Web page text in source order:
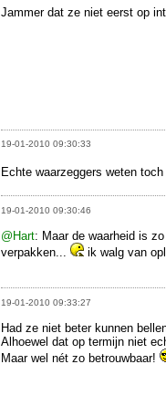
Jammer dat ze niet eerst op
19-01-2010 09:30:33
Echte waarzeggers weten
19-01-2010 09:30:46
@Hart: Maar de waarheid is
verpakken...
ik walg van
19-01-2010 09:33:27
Had ze niet beter kunnen
Alhoewel dat op termijn niet
Maar wel nét zo betrouwbaar!